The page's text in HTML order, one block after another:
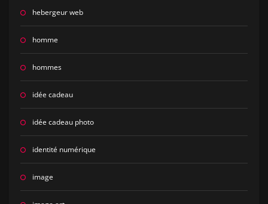
hebergeur web
homme
hommes
idée cadeau
idée cadeau photo
identité numérique
image